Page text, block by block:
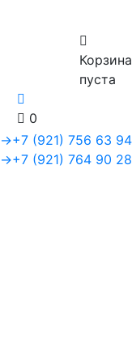
Корзина
пуста
0
+7 (921) 756 63 94
+7 (921) 764 90 28
→
→